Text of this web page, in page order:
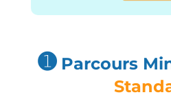
➊Parcours